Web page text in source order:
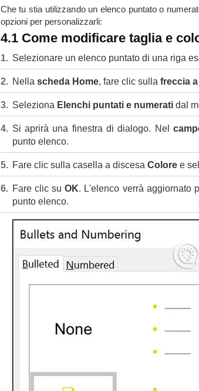
Che tu stia utilizzando un elenco puntato o
opzioni per personalizzarli:
4.1 Come modificare taglia e
Selezionare un elenco puntato di una riga
Nella scheda Home, fare clic sulla freccia
Seleziona Elenchi puntati e numeratidal
Si aprirà una finestra di dialogo. Nel
punto elenco.
Fare clic sulla casella a discesa Coloree
Fare clic suOK. L'elenco verrà aggiornato
punto elenco.